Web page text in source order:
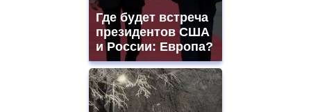
Где будет встреча
президентов США
и России: Европа?